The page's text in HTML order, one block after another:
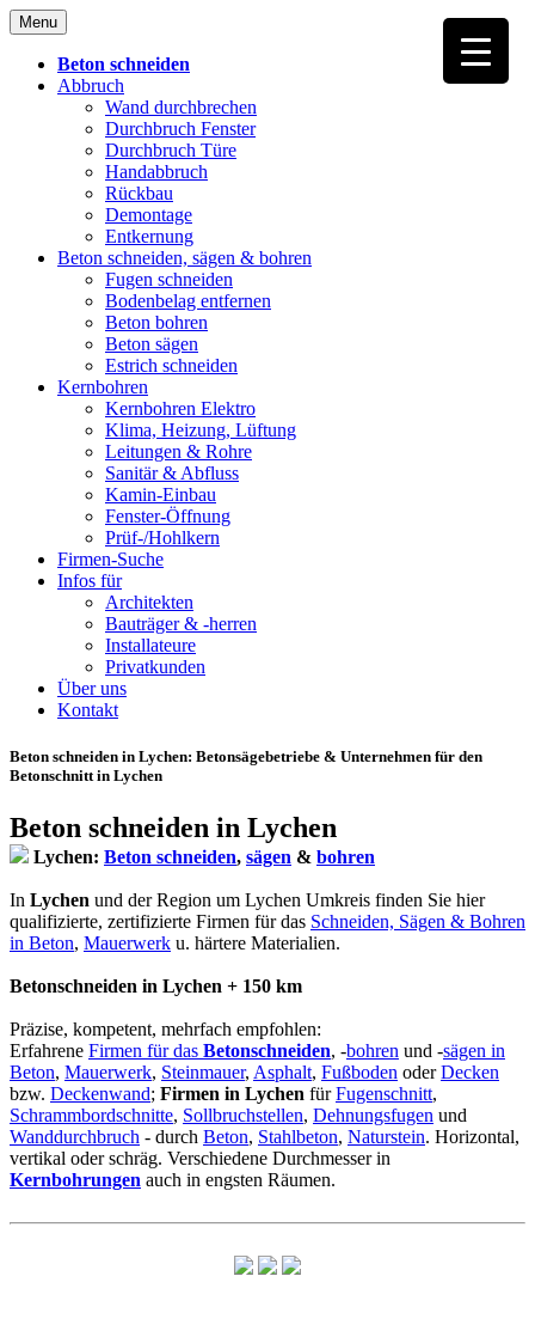
Skip
to
content
Menu
Beton schneiden
Abbruch
Wand durchbrechen
Durchbruch Fenster
Durchbruch Türe
Handabbruch
Rückbau
Demontage
Entkernung
Beton schneiden, sägen & bohren
Fugen schneiden
Bodenbelag entfernen
Beton bohren
Beton sägen
Estrich schneiden
Kernbohren
Kernbohren Elektro
Klima, Heizung, Lüftung
Leitungen & Rohre
Sanitär & Abfluss
Kamin-Einbau
Fenster-Öffnung
Prüf-/Hohlkern
Firmen-Suche
Infos für
Architekten
Bauträger & -herren
Installateure
Privatkunden
Über uns
Kontakt
Beton schneiden in Lychen: Betonsägebetriebe & Unternehmen für den
Betonschnitt in Lychen
Beton schneiden in Lychen
Lychen: Beton schneiden, sägen & bohren
In Lychen und der Region um Lychen Umkreis finden Sie hier
qualifizierte, zertifizierte Firmen für das Schneiden, Sägen & Bohren
in Beton, Mauerwerk u. härtere Materialien.
Betonschneiden in Lychen + 150 km
Präzise, kompetent, mehrfach empfohlen:
Erfahrene Firmen für das Betonschneiden, -bohren und -sägen in
Beton, Mauerwerk, Steinmauer, Asphalt, Fußboden oderDecken
bzw. Deckenwand; Firmen in Lychen fürFugenschnitt,
Schrammbordschnitte, Sollbruchstellen, Dehnungsfugen und
Wanddurchbruch - durch Beton, Stahlbeton, Naturstein. Horizontal,
vertikal oder schräg. Verschiedene Durchmesser in
Kernbohrungen auch in engsten Räumen.